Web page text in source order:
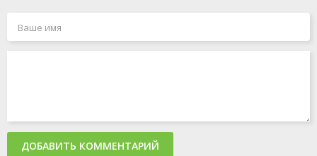
ДОБАВИТЬ КОММЕНТАРИЙ